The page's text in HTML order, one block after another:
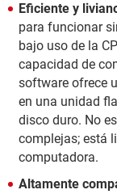
Eficiente y
para funcionar
bajo uso de la
capacidad de
software ofrece
en una unidad
disco duro. No
complejas; está
computadora.
Altamente